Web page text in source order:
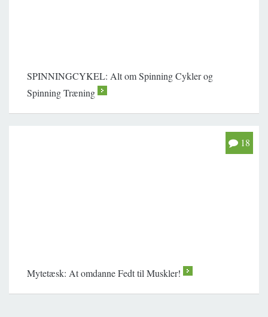
SPINNINGCYKEL: Alt om Spinning Cykler og
Spinning Træning
Mytetæsk: At omdanne Fedt til Muskler!
18